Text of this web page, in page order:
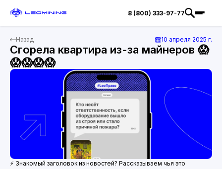
8 (800) 333-97-77
Назад 10 апреля 2025 г.
Сгорела квартира из-за майнеров 😱
😱😱😱😱
⚡️ Знакомый заголовок из новостей? Рассказываем чья это